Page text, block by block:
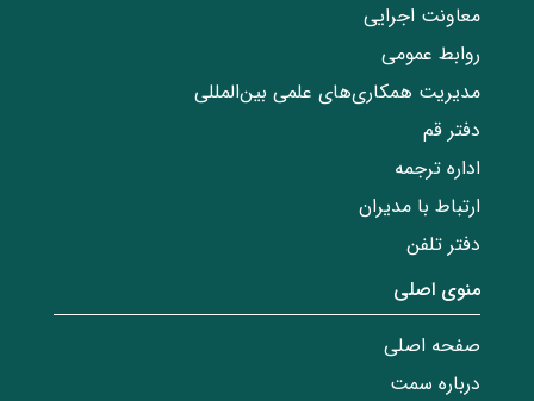
معاونت اجرایی
روابط عمومی
مدیریت همکاری‌های علمی بین‌المللی
دفتر قم
اداره ترجمه
ارتباط با مدیران
دفتر تلفن
منوی اصلی
صفحه اصلی
درباره سمت